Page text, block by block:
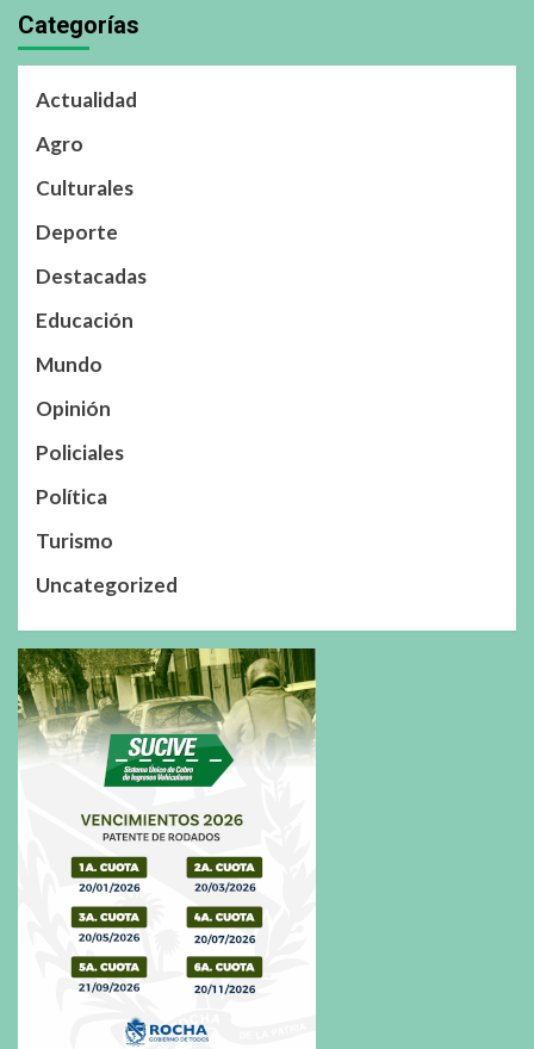
Categorías
Actualidad
Agro
Culturales
Deporte
Destacadas
Educación
Mundo
Opinión
Policiales
Política
Turismo
Uncategorized